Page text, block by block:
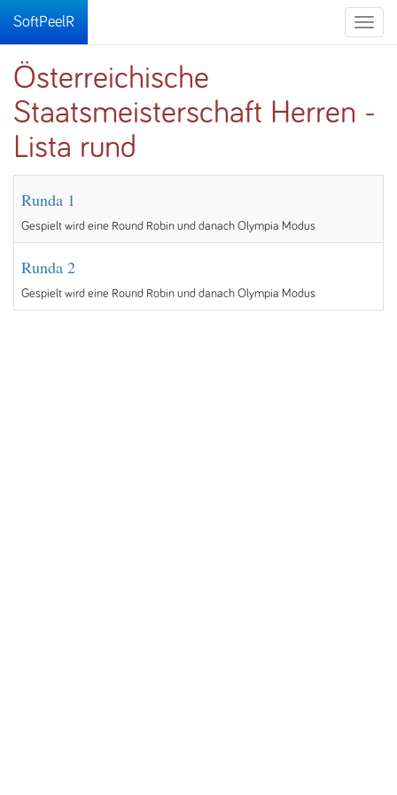
Toggle
SoftPeelR
Österreichische
Staatsmeisterschaft Herren -
Lista rund
Runda 1
Gespielt wird eine Round Robin und danach Olympia Modus
Runda 2
Gespielt wird eine Round Robin und danach Olympia Modus